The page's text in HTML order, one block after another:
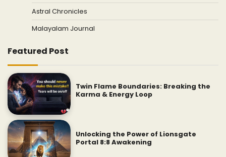
Astral Chronicles
Malayalam Journal
Featured Post
Twin Flame Boundaries: Breaking the
Karma & Energy Loop
Unlocking the Power of Lionsgate
Portal 8:8 Awakening